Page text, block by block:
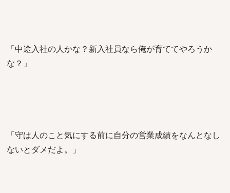
「中途入社の人かな？新入社員なら俺が育ててやろうか
な？」
「守は人のこと気にする前に自分の営業成績をなんとなし
ないとダメだよ。」